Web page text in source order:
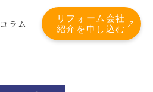
コラム
リフォーム会社
紹介を申し込む